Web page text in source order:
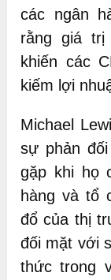
các ngân
rằng giá trị
khiến các
kiếm lợi
Michael
sự phản
gặp khi họ
hàng và tổ
đổ của thị
đối mặt với
thức trong